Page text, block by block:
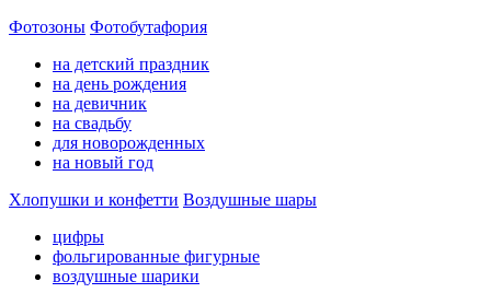
Фотозоны Фотобутафория
на детский праздник
на день рождения
на девичник
на свадьбу
для новорожденных
на новый год
Хлопушки и конфетти Воздушные шары
цифры
фольгированные фигурные
воздушные шарики